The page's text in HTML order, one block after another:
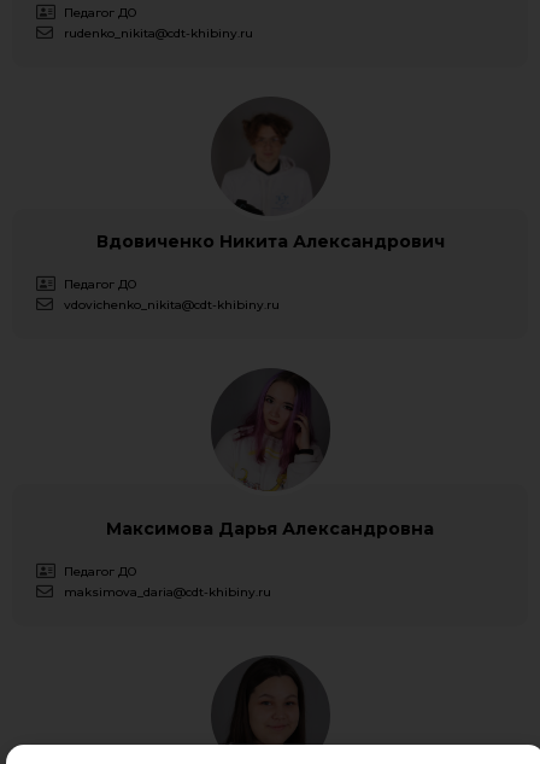
Педагог ДО
rudenko_nikita@cdt-khibiny.ru
Вдовиченко Никита Александрович
Педагог ДО
vdovichenko_nikita@cdt-khibiny.ru
Максимова Дарья Александровна
Педагог ДО
maksimova_daria@cdt-khibiny.ru